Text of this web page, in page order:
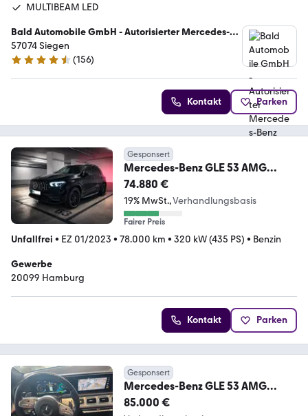
MULTIBEAM LED
Bald Automobile GmbH - Autorisierter Mercedes-
Benz Verkauf und Service
57074 Siegen
4.7 Sterne
(156)
Kontakt Parken
Gesponsert
Mercedes-Benz GLE 53 AMG
4MATIC+ | 7-Sitzer | 2.Hd. | MwSt.
74.880 €
19% MwSt. Verhandlungsbasis
Fairer Preis
Unfallfrei • EZ 01/2023 • 78.000 km • 320 kW (435 PS) • Benzin
Gewerbe
20099 Hamburg
Kontakt Parken
Gesponsert
Mercedes-Benz GLE 53 AMG
Mercedes-AMG GLE 53 4MATIC+
Merce...
85.000 €